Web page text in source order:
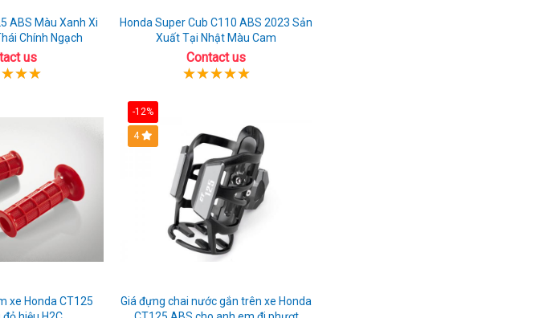
ABS Màu Xanh Xi
Chính Ngạch
us
Honda Super Cub C110 ABS 2023 Sản
Xuất Tại Nhật Màu Cam
Contact us
xe Honda CT125
-12%
4
Giá đựng chai nước gắn trên xe Honda